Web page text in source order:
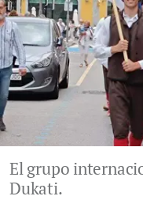
El grupo
Dukati.